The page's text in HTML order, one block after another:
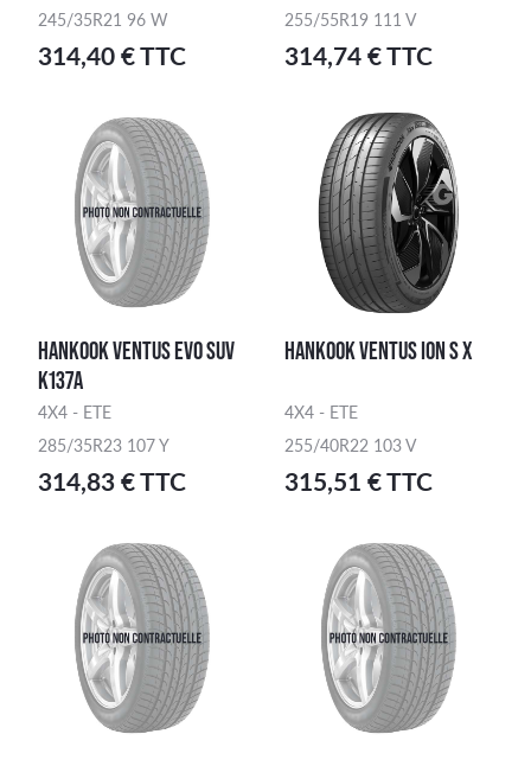
245/35R21 96 W
314,40 € TTC
255/55R19 111 V
314,74 € TTC
HANKOOK VENTUS EVO SUV
K137A
4X4 - ETE
285/35R23 107 Y
314,83 € TTC
HANKOOK VENTUS ION S X
4X4 - ETE
255/40R22 103 V
315,51 € TTC